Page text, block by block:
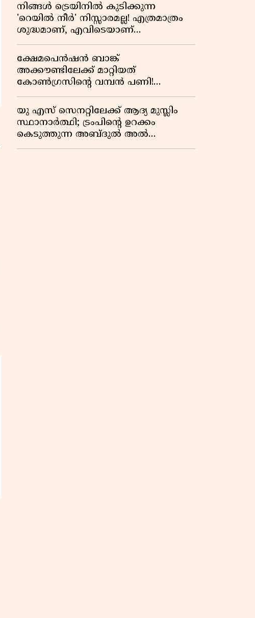
നിങ്ങൾ ട്രെയിനിൽ കുടിക്കുന്ന
'റെയിൽ നീർ' നിസ്സാരമല്ല! എത്രമാത്രം
ശുദ്ധമാണ്, എവിടെയാണ്
ഉണ്ടാക്കുന്നത്? നിർമാണ രഹസ്യങ്ങൾ
അത്ഭുതപ്പെടുത്തും
ക്ഷേമപെൻഷൻ ബാങ്ക്
അക്കൗണ്ടിലേക്ക് മാറ്റിയത്
കോൺഗ്രസിന്റെ വമ്പൻ പണി!
സഹകരണ സംഘങ്ങളെ
ഒഴിവാക്കുമ്പോൾ വലിയ തിരിച്ചടി
സിപിഎമ്മിന്? നഷ്ടമാകുന്നത് ജനകീയ
അടിത്തറ!
യു എസ് സെനറ്റിലേക്ക് ആദ്യ മുസ്ലിം
സ്ഥാനാർത്ഥി; ട്രംപിന്റെ ഉറക്കം
കെടുത്തുന്ന അബ്ദുൽ അൽ
സയ്യിദിന്റെ രാഷ്ട്രീയ തരംഗം!